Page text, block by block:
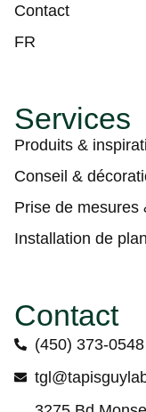
Contact
FR
Services
Produits &
Conseil &
Prise de mesures
Installation de
Contact
(450) 373-0548